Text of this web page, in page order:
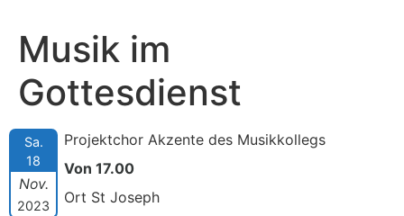
Musik im
Gottesdienst
Sa.
18
Nov.
2023
Projektchor Akzente des Musikkollegs
Von 17.00
Ort St Joseph